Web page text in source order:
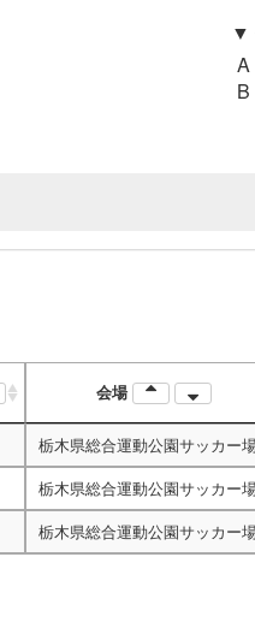
▼
A
会場
栃木県総合運動公園サッカー
栃木県総合運動公園サッカー
栃木県総合運動公園サッカー